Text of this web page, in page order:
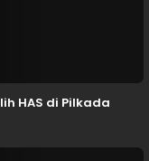
HAS di Pilkada